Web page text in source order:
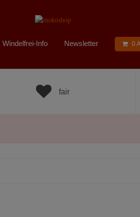
Windelfrei-Info Newsletter 0
fair